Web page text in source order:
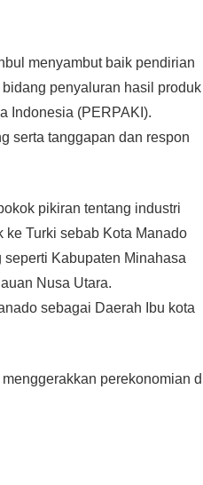
menyambut baik pendirian
penyaluran hasil produk
Indonesia (PERPAKI).
serta tanggapan dan respon
pikiran tentang industri
ke Turki sebab Kota Manado
Kabupaten Minahasa
Nusa Utara.
sebagai Daerah Ibu kota
perekonomian